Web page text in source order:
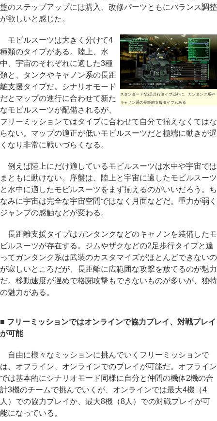
盤のステップアップには購入、改修パーツともにバランス調整
が欲しいと感じた。
スタンダードな2足歩行タイプ以外に、ガンタンク系や
キャノン系の長距離支援タイプもある
モビルスーツは大きく分けて4
種類のタイプがある。陸上、水
中、宇宙のそれぞれに適した3種
類と、タンクやキャノン系の長距
離支援タイプだ。シナリオモード
だとマップの進行に合わせて新た
なモビルスーツが配備されるが、
フリーミッションではタイプに合わせて自分で揃えなくてはな
らない。マップの適正が低いモビルスーツだと極端に動きが遅
くなり非常に戦いづらくなる。
例えば陸上にだけ適しているモビルスーツは水中や宇宙では
まともに動けない。序盤は、陸上と宇宙に適したモビルスーツ
と水中に適したモビルスーツをまず揃えるのがいいだろう。ち
なみに宇宙は完全な宇宙空間ではなく月面などだ。重力が弱く
ジャンプの感触などが変わる。
長距離支援タイプはガンタンクなどのキャノンを装備したモ
ビルスーツが存在する。ジムやザクなどの2足歩行タイプと違
ってガンタンク系は武装のカスタマイズがほとんどできないの
が寂しいところだが、長距離に広範囲な攻撃を放てるのが魅力
だ。移動速度が遅めで格闘攻撃もできないものが多いが、独特
の魅力がある。
■ フリーミッションではオンラインで協力プレイ、対戦プレイ
が可能
自由に様々なミッションに挑んでいくフリーミッションで
は、オフライン、オンラインでのプレイが可能だ。オフライン
では基本的にシナリオモード同様に自分と仲間の機体2機の合
計3機のチームで挑んでいくが、オンラインでは最大4機（4
人）での協力プレイか、最大8機（8人）での対戦プレイが可
能になっている。